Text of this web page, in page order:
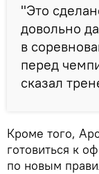
"Это
довольно
в
перед
сказал
Кроме того,
готовиться к
по новым